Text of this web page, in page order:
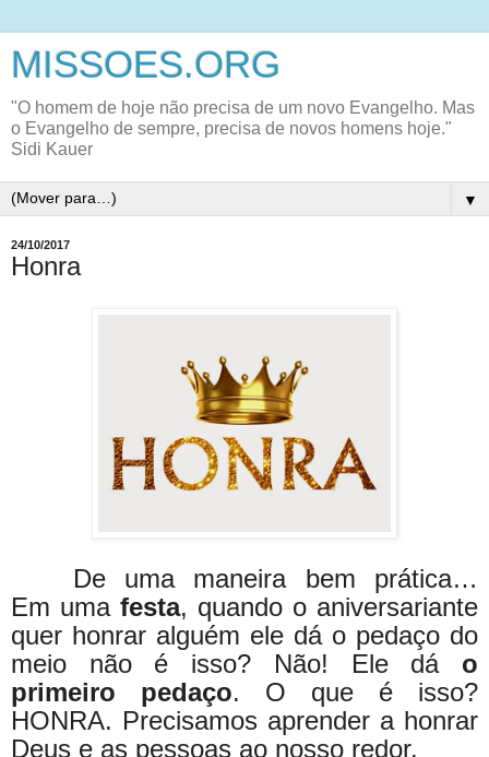
MISSOES.ORG
"O homem de hoje não precisa de um novo Evangelho. Mas
o Evangelho de sempre, precisa de novos homens hoje."
Sidi Kauer
▼
24/10/2017
Honra
De uma maneira bem prática…
Em uma festa, quando o aniversariante
quer honrar alguém ele dá o pedaço do
meio não é isso? Não! Ele dá o
primeiro pedaço. O que é isso?
HONRA. Precisamos aprender a honrar
Deus e as pessoas ao nosso redor.